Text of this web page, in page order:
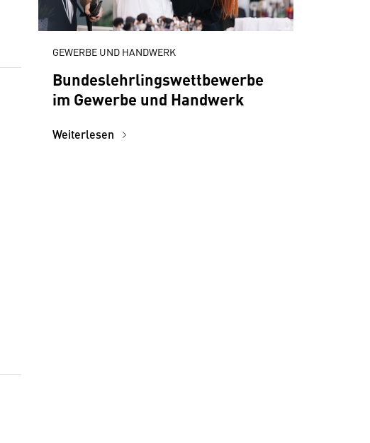
GEWERBE UND HANDWERK
Bundeslehrlingswettbewerbe
im Gewerbe und Handwerk
Weiterlesen